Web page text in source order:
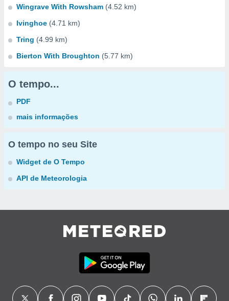
Wingrave With Rowsham (4.52 km)
Ivinghoe (4.71 km)
Tring (4.99 km)
Bierton With Broughton (5.77 km)
O tempo...
PDF
mais informações
O tempo no seu Site
Widget de O Tempo
API de Meteorologia